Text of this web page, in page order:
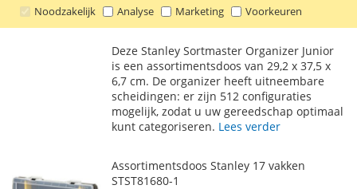
Noodzakelijk Analyse Marketing Voorkeuren
VOEG
AAN
VERLANGLIJST
TOEVOEGEN
TE
VERGELIJKEN
Deze Stanley Sortmaster Organizer Junior
is een assortimentsdoos van 29,2 x 37,5 x
6,7 cm. De organizer heeft uitneembare
scheidingen: er zijn 512 configuraties
mogelijk, zodat u uw gereedschap optimaal
kunt categoriseren. Lees verder
Assortimentsdoos Stanley 17 vakken
STST81680-1